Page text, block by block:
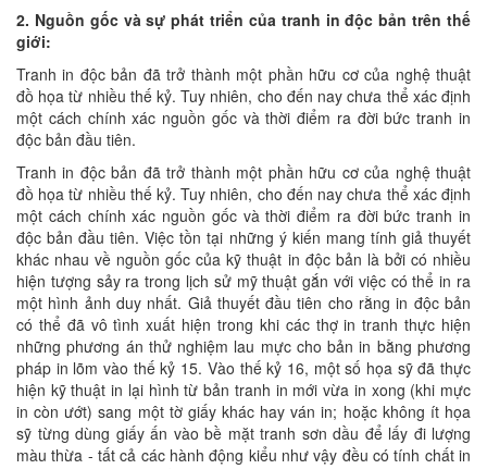
2. Nguồn gốc và sự phát triển của tranh in độc bản trên thế
giới:
Tranh in độc bản đã trở thành một phần hữu cơ của nghệ thuật
đồ họa từ nhiều thế kỷ. Tuy nhiên, cho đến nay chưa thể xác định
một cách chính xác nguồn gốc và thời điểm ra đời bức tranh in
độc bản đầu tiên.
Tranh in độc bản đã trở thành một phần hữu cơ của nghệ thuật
đồ họa từ nhiều thế kỷ. Tuy nhiên, cho đến nay chưa thể xác định
một cách chính xác nguồn gốc và thời điểm ra đời bức tranh in
độc bản đầu tiên. Việc tồn tại những ý kiến mang tính giả thuyết
khác nhau về nguồn gốc của kỹ thuật in độc bản là bởi có nhiều
hiện tượng sảy ra trong lịch sử mỹ thuật gắn với việc có thể in ra
một hình ảnh duy nhất. Giả thuyết đầu tiên cho rằng in độc bản
có thể đã vô tình xuất hiện trong khi các thợ in tranh thực hiện
những phương án thử nghiệm lau mực cho bản in bằng phương
pháp in lõm vào thế kỷ 15. Vào thế kỷ 16, một số họa sỹ đã thực
hiện kỹ thuật in lại hình từ bản tranh in mới vừa in xong (khi mực
in còn ướt) sang một tờ giấy khác hay ván in; hoặc không ít họa
sỹ từng dùng giấy ấn vào bề mặt tranh sơn dầu để lấy đi lượng
màu thừa - tất cả các hành động kiểu như vậy đều có tính chất in